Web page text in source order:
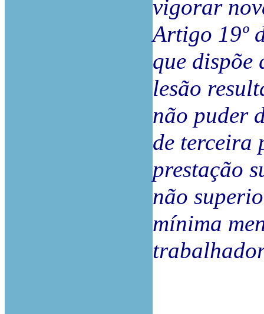
vigorar
Artigo 19º
que dispõe
lesão
não puder
de terceira
prestação
não
mínima